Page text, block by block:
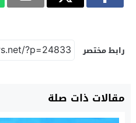
رابط مختصر
مقالات ذات صلة